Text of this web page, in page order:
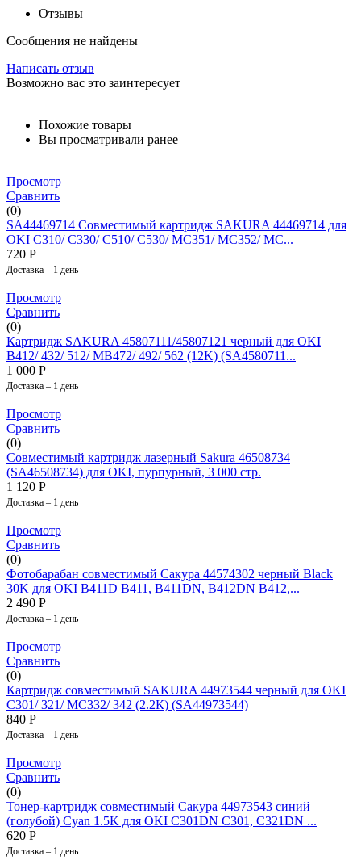
Отзывы
Сообщения не найдены
Написать отзыв
Возможно вас это заинтересует
Похожие товары
Вы просматривали ранее
Просмотр
Сравнить
(0)
SA44469714 Совместимый картридж SAKURA 44469714 для
OKI C310/ C330/ C510/ C530/ MC351/ MC352/ MC...
720 Р
Доставка – 1 день
Просмотр
Сравнить
(0)
Картридж SAKURA 45807111/45807121 черный для OKI
B412/ 432/ 512/ MB472/ 492/ 562 (12K) (SA4580711...
1 000 Р
Доставка – 1 день
Просмотр
Сравнить
(0)
Совместимый картридж лазерный Sakura 46508734
(SA46508734) для OKI, пурпурный, 3 000 стр.
1 120 Р
Доставка – 1 день
Просмотр
Сравнить
(0)
Фотобарабан совместимый Сакура 44574302 черный Black
30K для OKI B411D B411, B411DN, B412DN B412,...
2 490 Р
Доставка – 1 день
Просмотр
Сравнить
(0)
Картридж совместимый SAKURA 44973544 черный для OKI
C301/ 321/ MC332/ 342 (2.2К) (SA44973544)
840 Р
Доставка – 1 день
Просмотр
Сравнить
(0)
Тонер-картридж совместимый Сакура 44973543 синий
(голубой) Cyan 1.5K для OKI C301DN C301, C321DN ...
620 Р
Доставка – 1 день